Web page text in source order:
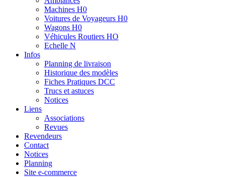
Machines H0
Voitures de Voyageurs H0
Wagons H0
Véhicules Routiers HO
Echelle N
Infos
Planning de livraison
Historique des modèles
Fiches Pratiques DCC
Trucs et astuces
Notices
Liens
Associations
Revues
Revendeurs
Contact
Notices
Planning
Site e-commerce